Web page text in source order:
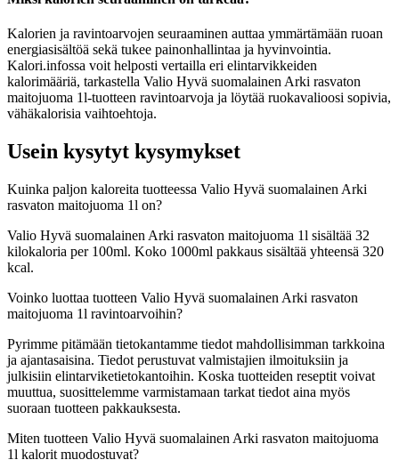
Kalorien ja ravintoarvojen seuraaminen auttaa ymmärtämään ruoan
energiasisältöä sekä tukee painonhallintaa ja hyvinvointia.
Kalori.infossa voit helposti vertailla eri elintarvikkeiden
kalorimääriä, tarkastella Valio Hyvä suomalainen Arki rasvaton
maitojuoma 1l-tuotteen ravintoarvoja ja löytää ruokavalioosi sopivia,
vähäkalorisia vaihtoehtoja.
Usein kysytyt kysymykset
Kuinka paljon kaloreita tuotteessa Valio Hyvä suomalainen Arki
rasvaton maitojuoma 1l on?
Valio Hyvä suomalainen Arki rasvaton maitojuoma 1l sisältää 32
kilokaloria per 100ml. Koko 1000ml pakkaus sisältää yhteensä 320
kcal.
Voinko luottaa tuotteen Valio Hyvä suomalainen Arki rasvaton
maitojuoma 1l ravintoarvoihin?
Pyrimme pitämään tietokantamme tiedot mahdollisimman tarkkoina
ja ajantasaisina. Tiedot perustuvat valmistajien ilmoituksiin ja
julkisiin elintarviketietokantoihin. Koska tuotteiden reseptit voivat
muuttua, suosittelemme varmistamaan tarkat tiedot aina myös
suoraan tuotteen pakkauksesta.
Miten tuotteen Valio Hyvä suomalainen Arki rasvaton maitojuoma
1l kalorit muodostuvat?